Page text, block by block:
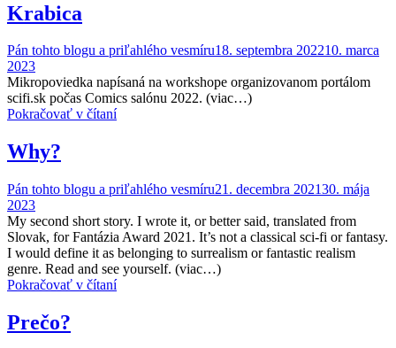
Krabica
Pán tohto blogu a priľahlého vesmíru18. septembra 202210. marca
2023
Mikropoviedka napísaná na workshope organizovanom portálom
scifi.sk počas Comics salónu 2022. (viac…)
Pokračovať v čítaní
Why?
Pán tohto blogu a priľahlého vesmíru21. decembra 202130. mája
2023
My second short story. I wrote it, or better said, translated from
Slovak, for Fantázia Award 2021. It’s not a classical sci-fi or fantasy.
I would define it as belonging to surrealism or fantastic realism
genre. Read and see yourself. (viac…)
Pokračovať v čítaní
Prečo?